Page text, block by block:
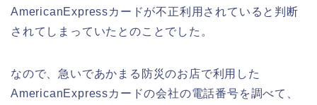
AmericanExpressカードが不正利用されていると判断
されてしまっていたとのことでした。
なので、急いであかまる防災のお店で利用した
AmericanExpressカードの会社の電話番号を調べて、